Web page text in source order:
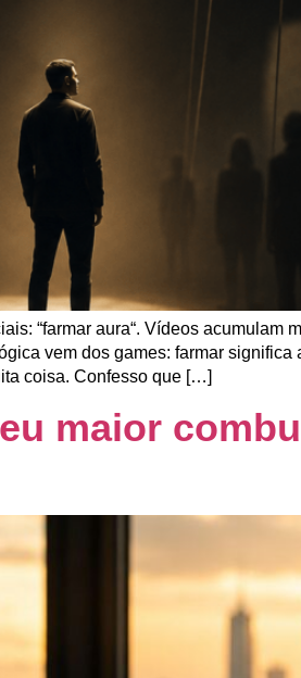
“farmar aura“. Vídeos acumulam
vem dos games: farmar
coisa. Confesso que […]
maior